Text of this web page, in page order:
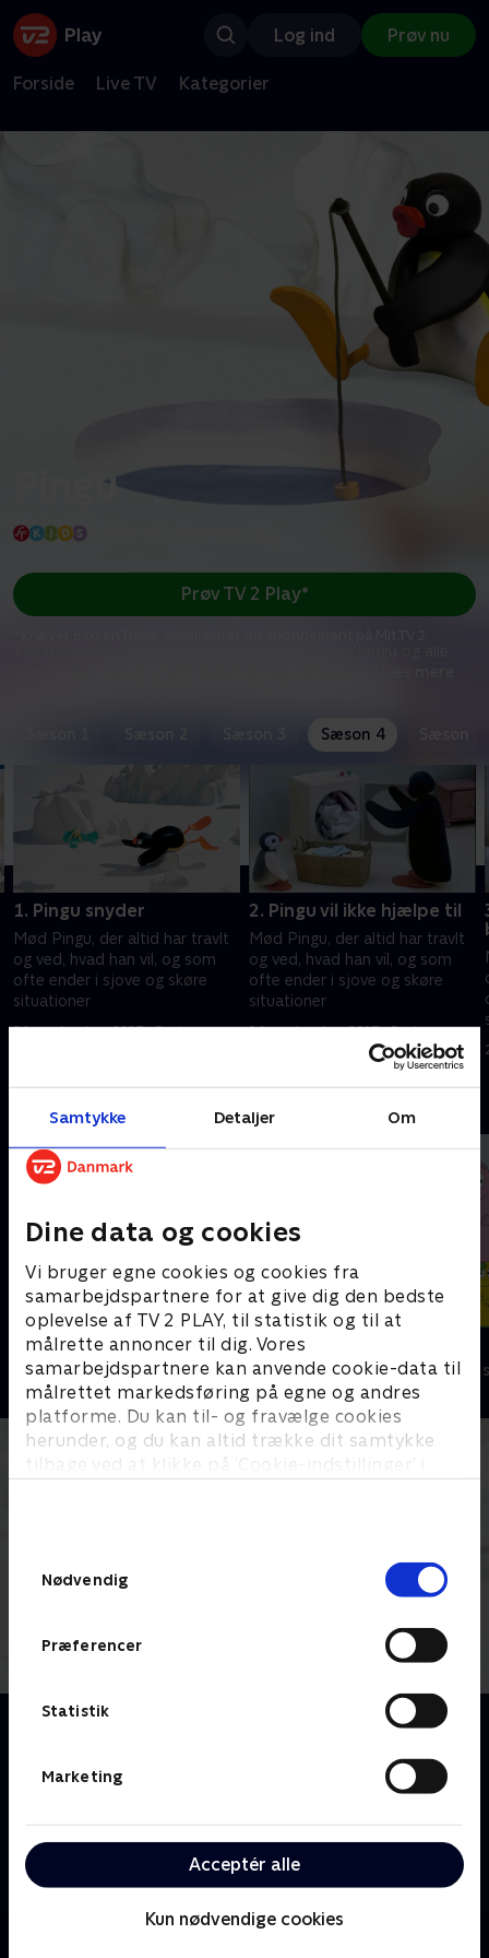
Samtykke Detaljer Om
Dine data og cookies
Vi bruger egne cookies og cookies fra
samarbejdspartnere for at give dig den bedste
oplevelse af TV 2 PLAY, til statistik og til at
målrette annoncer til dig. Vores
samarbejdspartnere kan anvende cookie-data til
målrettet markedsføring på egne og andres
platforme. Du kan til- og fravælge cookies
herunder, og du kan altid trække dit samtykke
tilbage ved at klikke på ’Cookie-indstillinger’ i
Nødvendig
Præferencer
Statistik
Marketing
Acceptér alle
Kun nødvendige cookies
Log ind Prøv nu
Forside Live TV Kategorier
Pingu
Prøv TV 2 Play*
Sæson 4
1. Pingu snyder
Mød Pingu, der altid har travlt
og ved, hvad han vil, og som
ofte ender i sjove og skøre
situationer
24. september 2023 • 5 min
2. Pingu vil ikke hjælpe til
Mød Pingu, der altid har travlt
og ved, hvad han vil, og som
ofte ender i sjove og skøre
situationer
24. september 2023 • 5 min
Rasmus Klump
Børneserier • 3 sæsoner Børneserier • 1
og alle hans venner, når de leger, spiller spil og
nogle uheldige situationer. Men heldigvis har Pingu
nogle gode venner, en sød lillesøster, Pinga, og nogle
rare forældre, der altid er parat til at hjælpe ham, når
nøden er størst. Pingu og hans venner snakker